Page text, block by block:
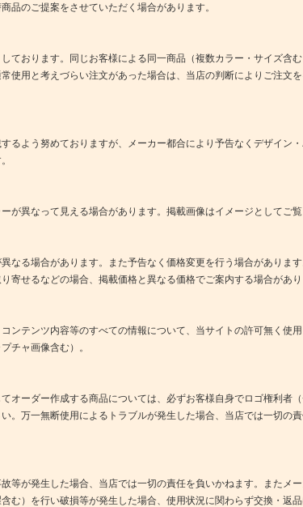
品のご提案をさせていただく場合があります。
ております。同じお客様による同一商品（複数カラー・サイズ含
使用と考えづらい注文があった場合は、当店の判断によりご注文
るよう努めておりますが、メーカー都合により予告なくデザイン
が異なって見える場合があります。掲載画像はイメージとしてご覧
なる場合があります。また予告なく価格変更を行う場合があります
寄せるなどの場合、掲載価格と異なる価格でご案内する場合があり
ンテンツ内容等のすべての情報について、当サイトの許可無く使用
チャ画像含む）。
オーダー作成する商品については、必ずお客様自身でロゴ権利者
。万一無断使用によるトラブルが発生した場合、当店では一切の
等が発生した場合、当店では一切の責任を負いかねます。またメ
む）を行い破損等が発生した場合、使用状況に関わらず交換・返